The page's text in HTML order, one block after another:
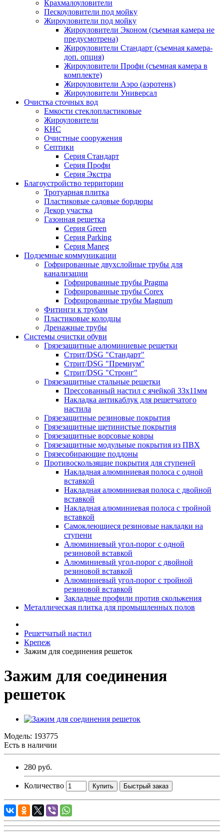
Крахмалоуловители
Пескоуловители под мойку
Жироуловители под мойку
Жироуловители Эконом (съемная камера не
предусмотрена)
Жироуловители Стандарт (съемная камера-
доп. опция)
Жироуловители Профи (съемная камера в
комплекте)
Жироуловители Аэро (аэротенк)
Жироуловители Универсал
Очистка сточных вод
Емкости стеклопластиковые
Жироуловители
КНС
Очистные сооружения
Септики
Серия Стандарт
Серия Профи
Серия Экстра
Благоустройство территории
Тротуарная плитка
Пластиковые садовые бордюры
Декор участка
Газонная решетка
Серия Green
Серия Parking
Серия Maneg
Подземные коммуникации
Гофрированные двухслойные трубы для
канализации
Гофрированные трубы Pragma
Гофрированные трубы Corex
Гофрированные трубы Magnum
Фитинги к трубам
Пластиковые колодцы
Дренажные трубы
Системы очистки обуви
Грязезащитные алюминиевые решетки
Стрит/DSG "Стандарт"
Стрит/DSG "Премиум"
Стрит/DSG "Стронг"
Грязезащитные стальные решетки
Прессованный настил с ячейкой 33х11мм
Накладка антикаблук для решетчатого
настила
Грязезащитные резиновые покрытия
Грязезащитные щетинистые покрытия
Грязезащитные ворсовые ковры
Грязезащитные модульные покрытия из ПВХ
Грязесобирающие поддоны
Противоскользящие покрытия для ступеней
Накладная алюминиевая полоса с одной
вставкой
Накладная алюминиевая полоса с двойной
вставкой
Накладная алюминиевая полоса с тройной
вставкой
Самоклеющиеся резиновые накладки на
ступени
Алюминиевый угол-порог с одной
резиновой вставкой
Алюминиевый угол-порог с двойной
резиновой вставкой
Алюминиевый угол-порог с тройной
резиновой вставкой
Закладные профили против скольжения
Металлическая плитка для промышленных полов
Решетчатый настил
Крепеж
Зажим для соединения решеток
Зажим для соединения
решеток
Модель: 193775
Есть в наличии
280 руб.
Количество Купить Быстрый заказ